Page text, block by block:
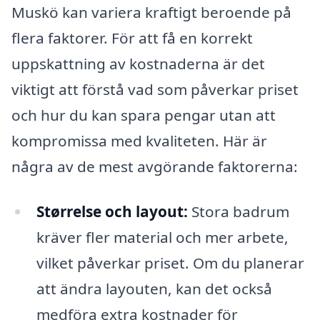
Muskö kan variera kraftigt beroende på
flera faktorer. För att få en korrekt
uppskattning av kostnaderna är det
viktigt att förstå vad som påverkar priset
och hur du kan spara pengar utan att
kompromissa med kvaliteten. Här är
några av de mest avgörande faktorerna:
Størrelse och layout: Stora badrum
kräver fler material och mer arbete,
vilket påverkar priset. Om du planerar
att ändra layouten, kan det också
medföra extra kostnader för